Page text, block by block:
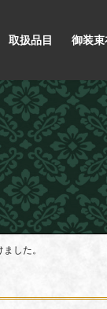
取扱品目 御装
した。